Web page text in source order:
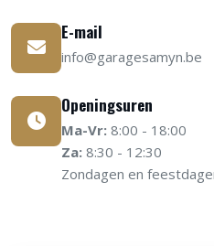
E-mail
info@garagesamyn.be
Openingsuren
Ma-Vr: 8:00 - 18:00
Za: 8:30 - 12:30
Zondagen en